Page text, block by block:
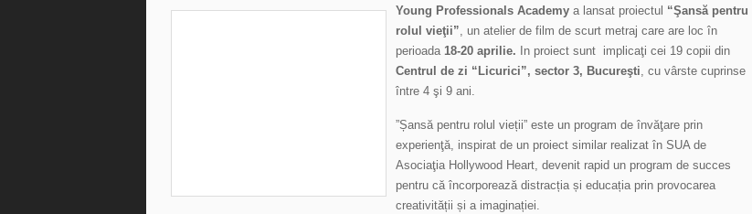
Young Professionals Academy a lansat proiectul “Şansă pentru
rolul vieţii”, un atelier de film de scurt metraj care are loc în
perioada18-20 aprilie. In proiect sunt implicaţi cei 19 copii din
Centrul de zi “Licurici”, sector 3, Bucureşti, cu vârste cuprinse
între 4 şi 9 ani.
”Șansă pentru rolul vieții” este un program de învăţare prin
experienţă, inspirat de un proiect similar realizat în SUA de
Asociaţia Hollywood Heart, devenit rapid un program de succes
pentru că încorporează distracția și educația prin provocarea
creativității și a imaginației.